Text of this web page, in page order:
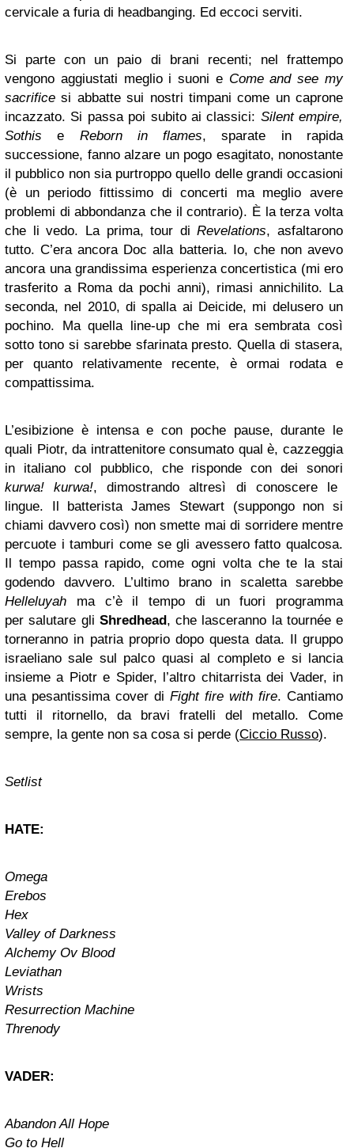
cervicale a furia di headbanging. Ed eccoci serviti.
Si parte con un paio di brani recenti; nel frattempo
vengono aggiustati meglio i suoni e Come and see my
sacrifice si abbatte sui nostri timpani come un caprone
incazzato. Si passa poi subito ai classici: Silent empire,
Sothis e Reborn in flames, sparate in rapida
successione, fanno alzare un pogo esagitato, nonostante
il pubblico non sia purtroppo quello delle grandi occasioni
(è un periodo fittissimo di concerti ma meglio avere
problemi di abbondanza che il contrario). È la terza volta
che li vedo. La prima, tour diRevelations, asfaltarono
tutto. C’era ancora Doc alla batteria. Io, che non avevo
ancora una grandissima esperienza concertistica (mi ero
trasferito a Roma da pochi anni), rimasi annichilito. La
seconda, nel 2010, di spalla ai Deicide, mi delusero un
pochino. Ma quella line-up che mi era sembrata così
sotto tono si sarebbe sfarinata presto. Quella di stasera,
per quanto relativamente recente, è ormai rodata e
compattissima.
L’esibizione è intensa e con poche pause, durante le
quali Piotr, da intrattenitore consumato qual è, cazzeggia
in italiano col pubblico, che risponde con dei sonori
kurwa! kurwa!, dimostrando altresì di conoscere le
lingue. Il batterista James Stewart (suppongo non si
chiami davvero così) non smette mai di sorridere mentre
percuote i tamburi come se gli avessero fatto qualcosa.
Il tempo passa rapido, come ogni volta che te la stai
godendo davvero. L’ultimo brano in scaletta sarebbe
Helleluyah ma c’è il tempo di un fuori programma
per salutare gli Shredhead, che lasceranno la tournée e
torneranno in patria proprio dopo questa data. Il gruppo
israeliano sale sul palco quasi al completo e si lancia
insieme a Piotr e Spider, l’altro chitarrista dei Vader, in
una pesantissima cover di Fight fire with fire. Cantiamo
tutti il ritornello, da bravi fratelli del metallo. Come
sempre, la gente non sa cosa si perde (Ciccio Russo).
Setlist
HATE:
Omega
Erebos
Hex
Valley of Darkness
Alchemy Ov Blood
Leviathan
Wrists
Resurrection Machine
Threnody
VADER:
Abandon All Hope
Go to Hell